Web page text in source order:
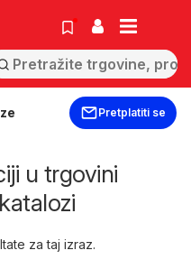
Pretplatiti se
u trgovini
za taj izraz.